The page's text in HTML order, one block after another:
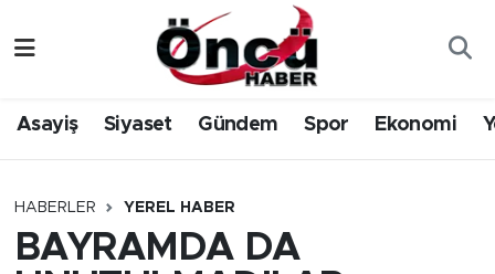
Asayiş Siyaset Gündem Spor Ekonomi
HABERLER YEREL HABER
BAYRAMDA DA
Gündem
Spor
Düzce Nöbetçi Eczaneler
Düzce Hava Durumu
Düzce Trafik Yoğunluk Haritası